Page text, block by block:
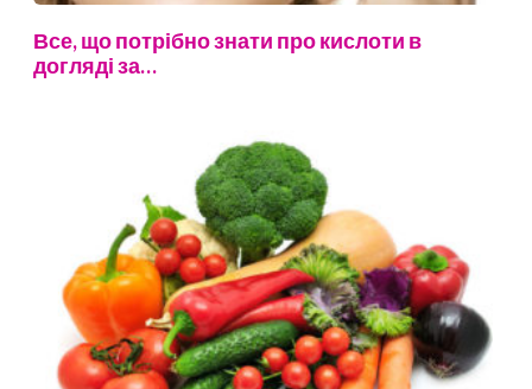
Все, що потрібно знати про кислоти в
догляді за…